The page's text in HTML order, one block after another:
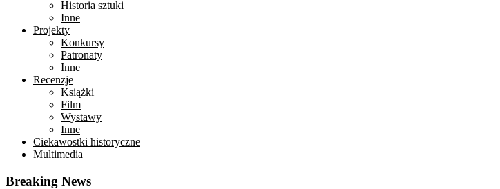
Historia sztuki
Inne
Projekty
Konkursy
Patronaty
Inne
Recenzje
Książki
Film
Wystawy
Inne
Ciekawostki historyczne
Multimedia
Breaking News